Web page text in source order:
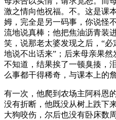
激之情向他祝福。不。这是课
姆，完全是另一码事，你说怪
流地说真棒；他把焦油沥青装
笑，说那老太婆发现之后，“
地说不出话来”；后来母亲果
不知道，结果挨了一顿臭揍，
么事都干得稀奇，与课本上的
有一次，他爬到农场主阿科恩
没有折断，他既没从树上跌下
大狗咬伤，尔后也没有卧床数